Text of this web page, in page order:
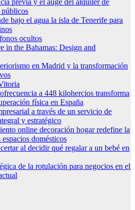
previa y el auge del alquiler de
públicos
bajo el agua la isla de Tenerife para
ocultos
in the Bahamas: Design and
en Madrid y la transformación
a 448 kilohercios transforma
física en España
a través de un servicio de
y estratégico
online decoración hogar redefine la
domésticos
al decidir qué regalar a un bebé en
de la rotulación para negocios en el